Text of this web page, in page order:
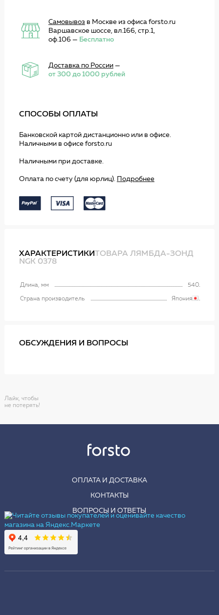
Самовывоз в Москве из офиса forsto.ru
Варшавское шоссе, вл.166, стр.1,
оф.106 — Бесплатно
Доставка по России—
от 300 до 1000 рублей
СПОСОБЫ ОПЛАТЫ
Банковской картой дистанционно или в офисе.
Наличными в офисе forsto.ru
Наличными при доставке.
Оплата по счету (для юрлиц). Подробнее
ХАРАКТЕРИСТИКИТОВАРА ЛЯМБДА-ЗОНД
NGK 0378
Длина, мм 540
Страна производитель Япония
ОБСУЖДЕНИЯ И ВОПРОСЫ
Лайк, чтобы
не потерять!
ОПЛАТА И ДОСТАВКА
КОНТАКТЫ
ВОПРОСЫ И ОТВЕТЫ